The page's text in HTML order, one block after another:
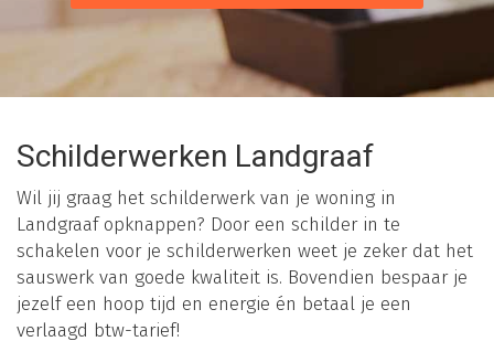
Schilderwerken Landgraaf
Wil jij graag het schilderwerk van je woning in
Landgraaf opknappen? Door een schilder in te
schakelen voor je schilderwerken weet je zeker dat het
sauswerk van goede kwaliteit is. Bovendien bespaar je
jezelf een hoop tijd en energie én betaal je een
verlaagd btw-tarief!